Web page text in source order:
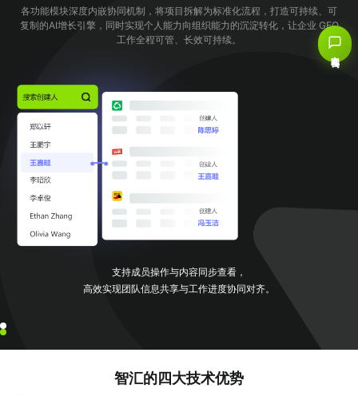
各功能模块深度内嵌协同机制，将项目拆解为标准化流程，打造可持续、可
复制的AI增长引擎，同时实现个人能力向组织能力的沉淀转化，让企业 GEO
工作全程可管、长效可持续。
支持成员操作与内容同步查看，
高效实现团队信息共享与工作进度协同对齐。
智汇的四大技术优势